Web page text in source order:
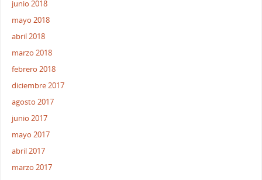
junio 2018
mayo 2018
abril 2018
marzo 2018
febrero 2018
diciembre 2017
agosto 2017
junio 2017
mayo 2017
abril 2017
marzo 2017